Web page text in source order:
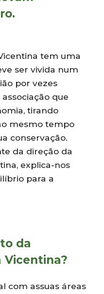
tem uma
ser vivida num
por vezes
que
tirando
mesmo tempo
conservação.
da direção da
explica-nos
para a
da
Vicentina?
com assuas áreas